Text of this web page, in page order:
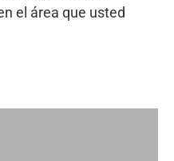
el área que usted